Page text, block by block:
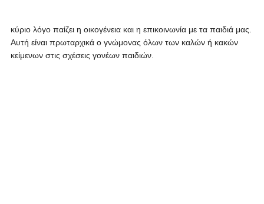
κύριο λόγο παίζει η οικογένεια και η επικοινωνία με τα παιδιά μας.
Αυτή είναι πρωταρχικά ο γνώμονας όλων των καλών ή κακών
κείμενων στις σχέσεις γονέων παιδιών.